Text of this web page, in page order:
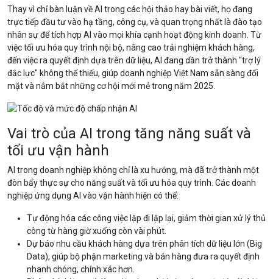
Thay vì chỉ bàn luận về AI trong các hội thảo hay bài viết, họ đang
trực tiếp đầu tư vào hạ tầng, công cụ, và quan trọng nhất là đào tạo
nhân sự để tích hợp AI vào mọi khía cạnh hoạt động kinh doanh. Từ
việc tối ưu hóa quy trình nội bộ, nâng cao trải nghiệm khách hàng,
đến việc ra quyết định dựa trên dữ liệu, AI đang dần trở thành "trợ lý
đắc lực" không thể thiếu, giúp doanh nghiệp Việt Nam sẵn sàng đối
mặt và nắm bắt những cơ hội mới mẻ trong năm 2025.
Vai trò của AI trong tăng năng suất và
tối ưu vận hành
AI trong doanh nghiệp không chỉ là xu hướng, mà đã trở thành một
đòn bẩy thực sự cho năng suất và tối ưu hóa quy trình. Các doanh
nghiệp ứng dụng AI vào vận hành hiện có thể:
Tự động hóa các công việc lặp đi lặp lại, giảm thời gian xử lý thủ
công từ hàng giờ xuống còn vài phút.
Dự báo nhu cầu khách hàng dựa trên phân tích dữ liệu lớn (Big
Data), giúp bộ phận marketing và bán hàng đưa ra quyết định
nhanh chóng, chính xác hơn.